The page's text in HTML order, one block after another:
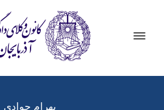
بهرام جوادی